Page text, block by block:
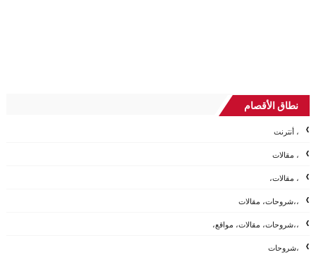
نطاق الأقصام
، أنترنت
، مقالات
، مقالات،
،،شروحات، مقالات
،،شروحات، مقالات، مواقع،
،شروحات